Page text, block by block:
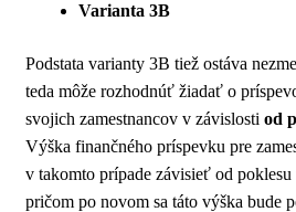
Varianta 3B
Podstata varianty 3B tiež ostáva
teda môže rozhodnúť žiadať o
svojich zamestnancov v závislosti od
Výška finančného príspevku pre
v takomto prípade závisieť od poklesu
pričom po novom sa táto výška bude